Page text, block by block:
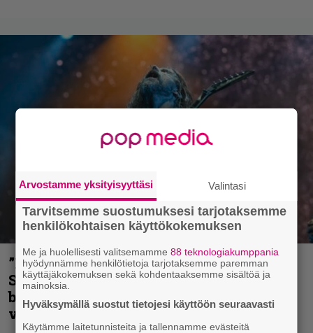
”He ovat tuoneet soittoon jotain uutta” –
Sepulturan Andreas Kisser nimeää
bändin, jonka riffit ovat tehneet
vaikutuksen
Arvostamme yksityisyyttäsi Valintasi
Tarvitsemme suostumuksesi tarjotaksemme
henkilökohtaisen käyttökokemuksen
Me ja huolellisesti valitsemamme88 teknologiakumppania
hyödynnämme henkilötietoja tarjotaksemme paremman
käyttäjäkokemuksen sekä kohdentaaksemme sisältöä ja
mainoksia.
Hyväksymällä suostut tietojesi käyttöön seuraavasti
Käytämme laitetunnisteita ja tallennamme evästeitä